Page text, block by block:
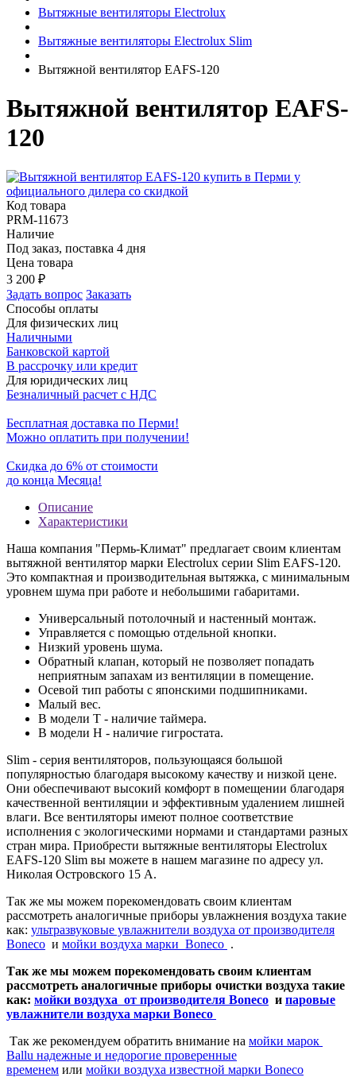
Вытяжные вентиляторы Electrolux
Вытяжные вентиляторы Electrolux Slim
Вытяжной вентилятор EAFS-120
Вытяжной вентилятор EAFS-
120
Код товара
PRM-11673
Наличие
Под заказ, поставка 4 дня
Цена товара
3 200 ₽
Задать вопрос Заказать
Способы оплаты
Для физических лиц
Наличными
Банковской картой
В рассрочку или кредит
Для юридических лиц
Безналичный расчет с НДС
Бесплатная доставка по Перми!
Можно оплатить при получении!
Скидка до 6% от стоимости
до конца Месяца!
Описание
Характеристики
Наша компания "Пермь-Климат" предлагает своим клиентам
вытяжной вентилятор марки Electrolux серии Slim EAFS-120.
Это компактная и производительная вытяжка, с минимальным
уровнем шума при работе и небольшими габаритами.
Универсальный потолочный и настенный монтаж.
Управляется с помощью отдельной кнопки.
Низкий уровень шума.
Обратный клапан, который не позволяет попадать
неприятным запахам из вентиляции в помещение.
Осевой тип работы с японскими подшипниками.
Малый вес.
В модели Т - наличие таймера.
В модели Н - наличие гигростата.
Slim - серия вентиляторов, пользующаяся большой
популярностью благодаря высокому качеству и низкой цене.
Они обеспечивают высокий комфорт в помещении благодаря
качественной вентиляции и эффективным удалением лишней
влаги. Все вентиляторы имеют полное соответствие
исполнения с экологическими нормами и стандартами разных
стран мира. Приобрести вытяжные вентиляторы Electrolux
EAFS-120 Slim вы можете в нашем магазине по адресу ул.
Николая Островского 15 А.
Так же мы можем порекомендовать своим клиентам
рассмотреть аналогичные приборы увлажнения воздуха такие
как: ультразвуковые увлажнители воздуха от производителя
Boneco и мойки воздуха марки Boneco .
Так же мы можем порекомендовать своим клиентам
рассмотреть аналогичные приборы очистки воздуха такие
как: мойки воздуха от производителя Boneco и паровые
увлажнители воздуха марки Boneco
Так же рекомендуем обратить внимание на мойки марок
Ballu надежные и недорогие проверенные
временем или мойки воздуха известной марки Boneco